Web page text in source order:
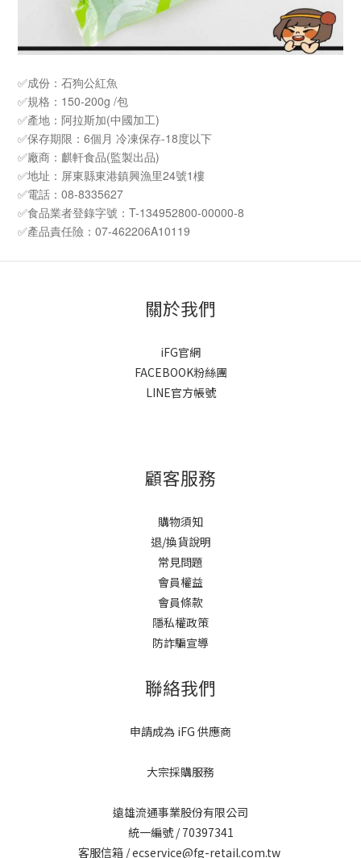
✅成份：石狗公紅魚
✅規格：150-200g /包
✅產地：阿拉斯加(中國加工)
✅保存期限：6個月 冷凍保存-18度以下
✅廠商：麒軒食品(監製出品)
✅地址：屏東縣東港鎮興漁里24號1樓
✅電話：08-8335627
✅食品業者登錄字號：T-134952800-00000-8
✅產品責任險：07-462206A10119
關於我們
iFG官網
FACEBOOK粉絲團
LINE官方帳號
顧客服務
購物須知
退/換貨說明
常見問題
會員權益
會員條款
隱私權政策
防詐騙宣導
聯絡我們
申請成為 iFG 供應商
大宗採購服務
遠雄流通事業股份有限公司
統一編號 / 70397341
客服信箱 / ecservice@fg-retail.com.tw